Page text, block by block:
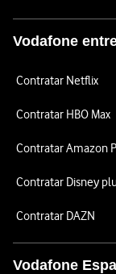
Vodafone
Contratar Netflix
Contratar HBO Max
Contratar Amazon
Contratar Disney
Contratar DAZN
Vodafone